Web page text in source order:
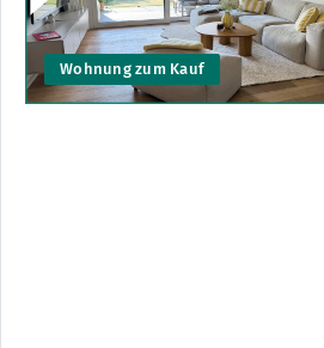
Wohnung zum Kauf